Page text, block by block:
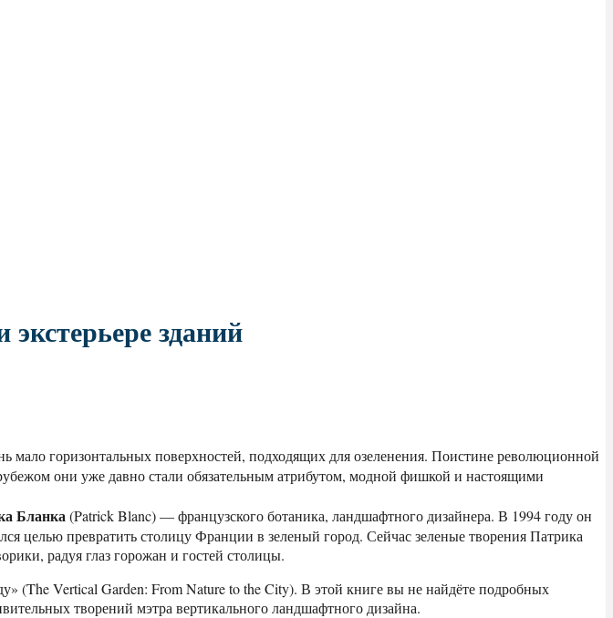
зданий
мало горизонтальных поверхностей, подходящих для озеленения. Поистине революционной
они уже давно стали обязательным атрибутом, модной фишкой и настоящими
Бланка(Patrick Blanc) — французского ботаника, ландшафтного дизайнера. В 1994 году он
целью превратить столицу Франции в зеленый город. Сейчас зеленые творения Патрика
радуя глаз горожан и гостей столицы.
(The Vertical Garden: From Nature to the City). В этой книге вы не найдёте подробных
творений мэтра вертикального ландшафтного дизайна.